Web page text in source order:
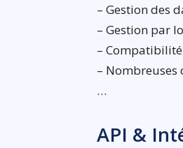
– Gestion des
– Gestion par
–
–
…
API &